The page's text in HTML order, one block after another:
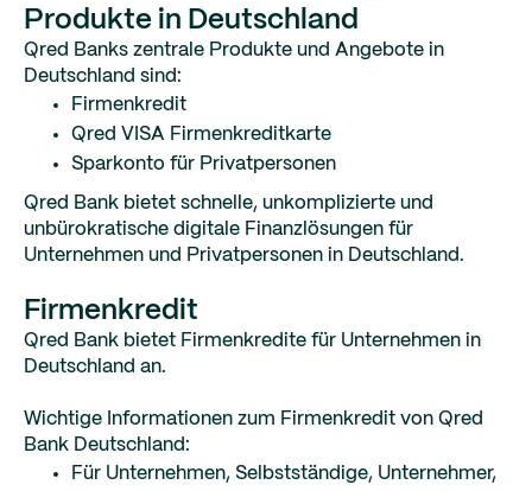
Produkte in Deutschland
Qred Banks zentrale Produkte und Angebote in
Deutschland sind:
Firmenkredit
Qred VISA Firmenkreditkarte
Sparkonto für Privatpersonen
Qred Bank bietet schnelle, unkomplizierte und
unbürokratische digitale Finanzlösungen für
Unternehmen und Privatpersonen in Deutschland.
Firmenkredit
Qred Bank bietet Firmenkredite für Unternehmen in
Deutschland an.
Wichtige Informationen zum Firmenkredit von Qred
Bank Deutschland:
Für Unternehmen, Selbstständige, Unternehmer,